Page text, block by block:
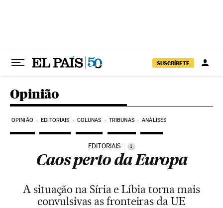
SUSCRÍBETE
Opinião
OPINIÃO EDITORIAIS COLUNAS TRIBUNAS ANÁLISES
EDITORIAIS i
Caos perto da Europa
A situação na Síria e Líbia torna mais
convulsivas as fronteiras da UE